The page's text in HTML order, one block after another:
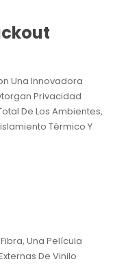
Una Innovadora
Privacidad
De Los Ambientes,
Térmico Y
Una Película
De Vinilo